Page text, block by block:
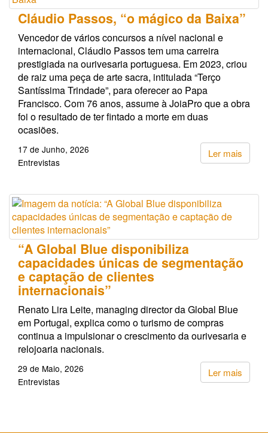
Cláudio Passos, “o mágico da Baixa”
Vencedor de vários concursos a nível nacional e
internacional, Cláudio Passos tem uma carreira
prestigiada na ourivesaria portuguesa. Em 2023, criou
de raiz uma peça de arte sacra, intitulada “Terço
Santíssima Trindade”, para oferecer ao Papa
Francisco. Com 76 anos, assume à JoiaPro que a obra
foi o resultado de ter fintado a morte em duas
ocasiões.
Ler mais
17 de Junho, 2026
Entrevistas
“A Global Blue disponibiliza
capacidades únicas de segmentação
e captação de clientes
internacionais”
Renato Lira Leite, managing director da Global Blue
em Portugal, explica como o turismo de compras
continua a impulsionar o crescimento da ourivesaria e
relojoaria nacionais.
Ler mais
29 de Maio, 2026
Entrevistas